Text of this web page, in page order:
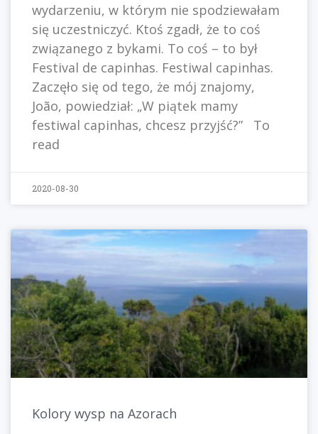
wydarzeniu, w którym nie spodziewałam
się uczestniczyć. Ktoś zgadł, że to coś
związanego z bykami. To coś – to był
Festival de capinhas. Festiwal capinhas.
Zaczęło się od tego, że mój znajomy,
João, powiedział: „W piątek mamy
festiwal capinhas, chcesz przyjść?” To
read
2020-08-30
Kolory wysp na Azorach